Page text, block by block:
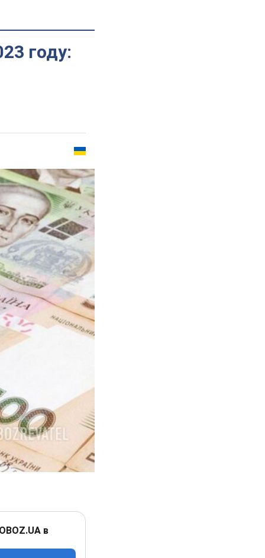
году:
в